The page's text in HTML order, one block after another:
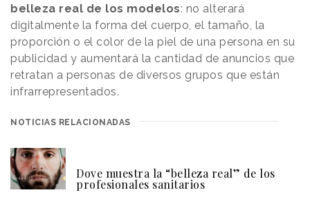
belleza real de los modelos: no alterará
digitalmente la forma del cuerpo, el tamaño, la
proporción o el color de la piel de una persona en su
publicidad y aumentará la cantidad de anuncios que
retratan a personas de diversos grupos que están
infrarrepresentados.
NOTICIAS RELACIONADAS
Dove muestra la “belleza real” de los
profesionales sanitarios